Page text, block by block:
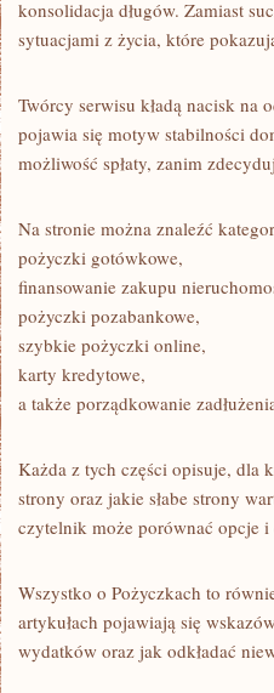
konsolidacja długów. Zamiast
sytuacjami z życia, które
Twórcy serwisu kładą nacisk na
pojawia się motyw stabilności
możliwość spłaty, zanim
Na stronie można znaleźć
pożyczki gotówkowe,
finansowanie zakupu
pożyczki pozabankowe,
szybkie pożyczki online,
karty kredytowe,
a także porządkowanie
Każda z tych części opisuje, dla
strony oraz jakie słabe strony
czytelnik może porównać opcje i
Wszystko o Pożyczkach to
artykułach pojawiają się
wydatków oraz jak odkładać